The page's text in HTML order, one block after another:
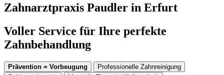
Zahnarztpraxis Paudler in Erfurt
Voller Service für Ihre perfekte
Zahnbehandlung
Prävention = Vorbeugung
Professionelle Zahnreinigung